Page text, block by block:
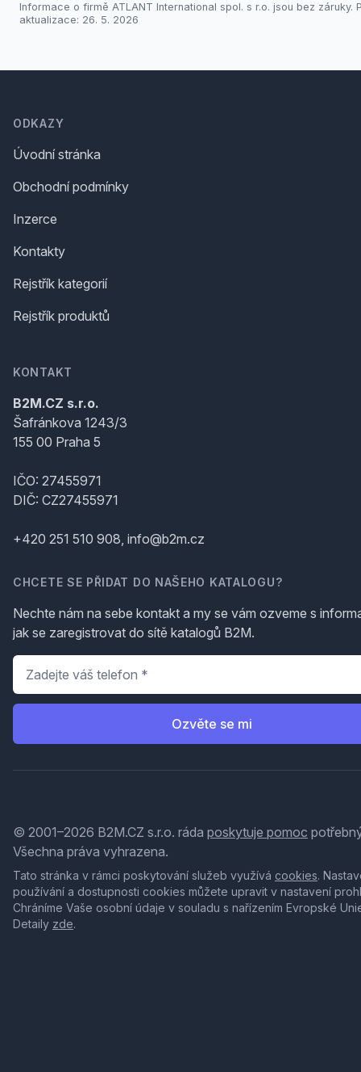
Informace o firmě ATLANT International spol. s r.o. jsou bez záruky.
aktualizace: 26. 5. 2026
ODKAZY
Úvodní stránka
Obchodní podmínky
Inzerce
Kontakty
Rejstřík kategorií
Rejstřík produktů
KONTAKT
B2M.CZ s.r.o.
Šafránkova 1243/3
155 00 Praha 5
IČO: 27455971
DIČ: CZ27455971
+420 251 510 908, info@b2m.cz
CHCETE SE PŘIDAT DO NAŠEHO KATALOGU?
Nechte nám na sebe kontakt a my se vám ozveme s
jak se zaregistrovat do sítě katalogů B2M.
Telefon
Ozvěte se mi
© 2001–2026 B2M.CZ s.r.o. ráda poskytuje pomoc
Všechna práva vyhrazena.
Tato stránka v rámci poskytování služeb využívá cookies.
používání a dostupnosti cookies můžete upravit v nastavení
Chráníme Vaše osobní údaje v souladu s nařízením Evropské
Detaily zde.